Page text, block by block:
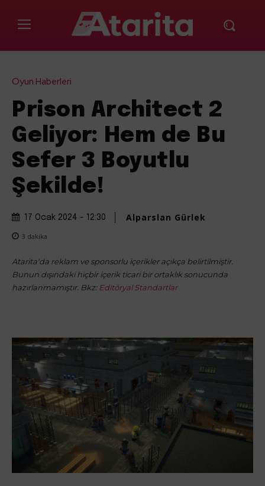
Oyun Haberleri
Prison Architect 2
Geliyor: Hem de Bu
Sefer 3 Boyutlu
Şekilde!
17 Ocak 2024 - 12:30 Alparslan Gürlek
3 dakika
Atarita'da reklam ve sponsorlu içerikler açıkça belirtilmiştir.
Bunun dışındaki hiçbir içerik ticari bir ortaklık sonucunda
hazırlanmamıştır. Bkz: Editöryal Standartlar